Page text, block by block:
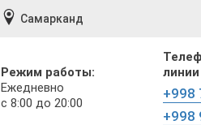
Самарканд
Режим работы:
Ежедневно
с 8:00 до 20:00
линии
+998
+998